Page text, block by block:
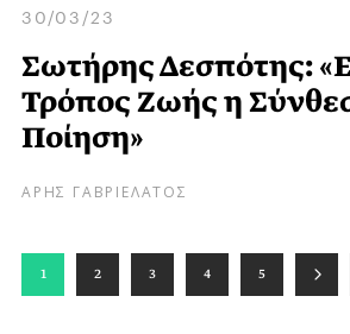
30/03/23
Σωτήρης Δεσπότης:
Τρόπος Ζωής η
Ποίηση»
ΑΡΗΣ ΓΑΒΡΙΕΛΑΤΟΣ
1 2 3 4 5